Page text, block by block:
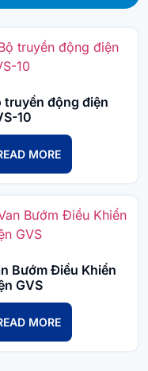
truyền động điện
10
MORE
Bướm Điều Khiển
GVS
MORE